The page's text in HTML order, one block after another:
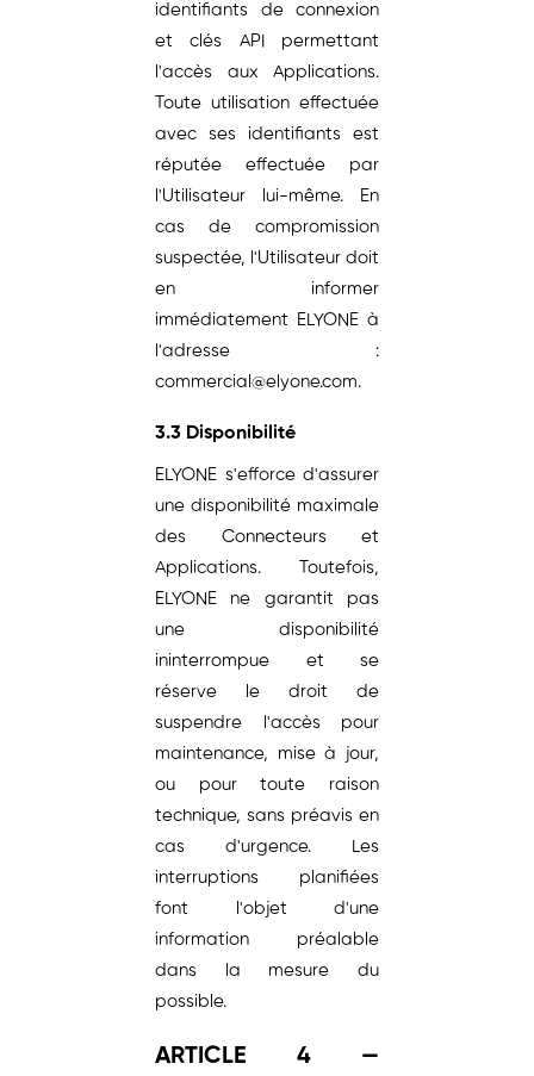
identifiants de connexion
et clés API permettant
l'accès aux Applications.
Toute utilisation effectuée
avec ses identifiants est
réputée effectuée par
l'Utilisateur lui-même. En
cas de compromission
suspectée, l'Utilisateur doit
en informer
immédiatement ELYONE à
l'adresse :
commercial@elyone.com.
3.3 Disponibilité
ELYONE s'efforce d'assurer
une disponibilité maximale
des Connecteurs et
Applications. Toutefois,
ELYONE ne garantit pas
une disponibilité
ininterrompue et se
réserve le droit de
suspendre l'accès pour
maintenance, mise à jour,
ou pour toute raison
technique, sans préavis en
cas d'urgence. Les
interruptions planifiées
font l'objet d'une
information préalable
dans la mesure du
possible.
ARTICLE 4 —